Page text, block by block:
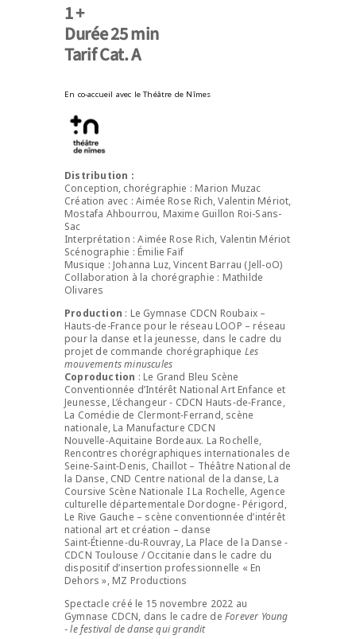
1 +
Durée 25 min
Tarif Cat. A
En co-accueil avec le Théâtre de Nîmes
Distribution :
Conception, chorégraphie : Marion Muzac
Création avec : Aimée Rose Rich, Valentin Mériot,
Mostafa Ahbourrou, Maxime Guillon Roi-Sans-
Sac
Interprétation : Aimée Rose Rich, Valentin Mériot
Scénographie : Émilie Faïf
Musique : Johanna Luz, Vincent Barrau (Jell-oO)
Collaboration à la chorégraphie : Mathilde
Olivares
Production : Le Gymnase CDCN Roubaix –
Hauts-de-France pour le réseau LOOP – réseau
pour la danse et la jeunesse, dans le cadre du
projet de commande chorégraphique Les
mouvements minuscules
Coproduction : Le Grand Bleu Scène
Conventionnée d’Intérêt National Art Enfance et
Jeunesse, L’échangeur ‑ CDCN Hauts‑de‑France,
La Comédie de Clermont‑Ferrand, scène
nationale, La Manufacture CDCN
Nouvelle‑Aquitaine Bordeaux. La Rochelle,
Rencontres chorégraphiques internationales de
Seine‑Saint‑Denis, Chaillot – Théâtre National de
la Danse, CND Centre national de la danse, La
Coursive Scène Nationale I La Rochelle, Agence
culturelle départementale Dordogne‑ Périgord,
Le Rive Gauche – scène conventionnée d’intérêt
national art et création – danse
Saint‑Étienne‑du‑Rouvray, La Place de la Danse ‑
CDCN Toulouse / Occitanie dans le cadre du
dispositif d’insertion professionnelle « En
Dehors », MZ Productions
Spectacle créé le 15 novembre 2022 au
Gymnase CDCN, dans le cadre deForever Young
‑ le festival de danse qui grandit